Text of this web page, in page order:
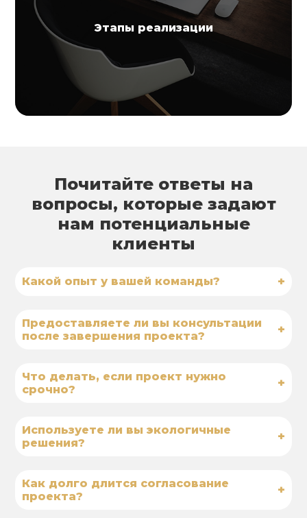
Этапы реализации
Почитайте ответы на
вопросы, которые задают
нам потенциальные
клиенты
Какой опыт у вашей команды? +
Предоставляете ли вы консультации
после завершения проекта?
+
Что делать, если проект нужно
срочно?
+
Используете ли вы экологичные
решения?
+
Как долго длится согласование
проекта?
+